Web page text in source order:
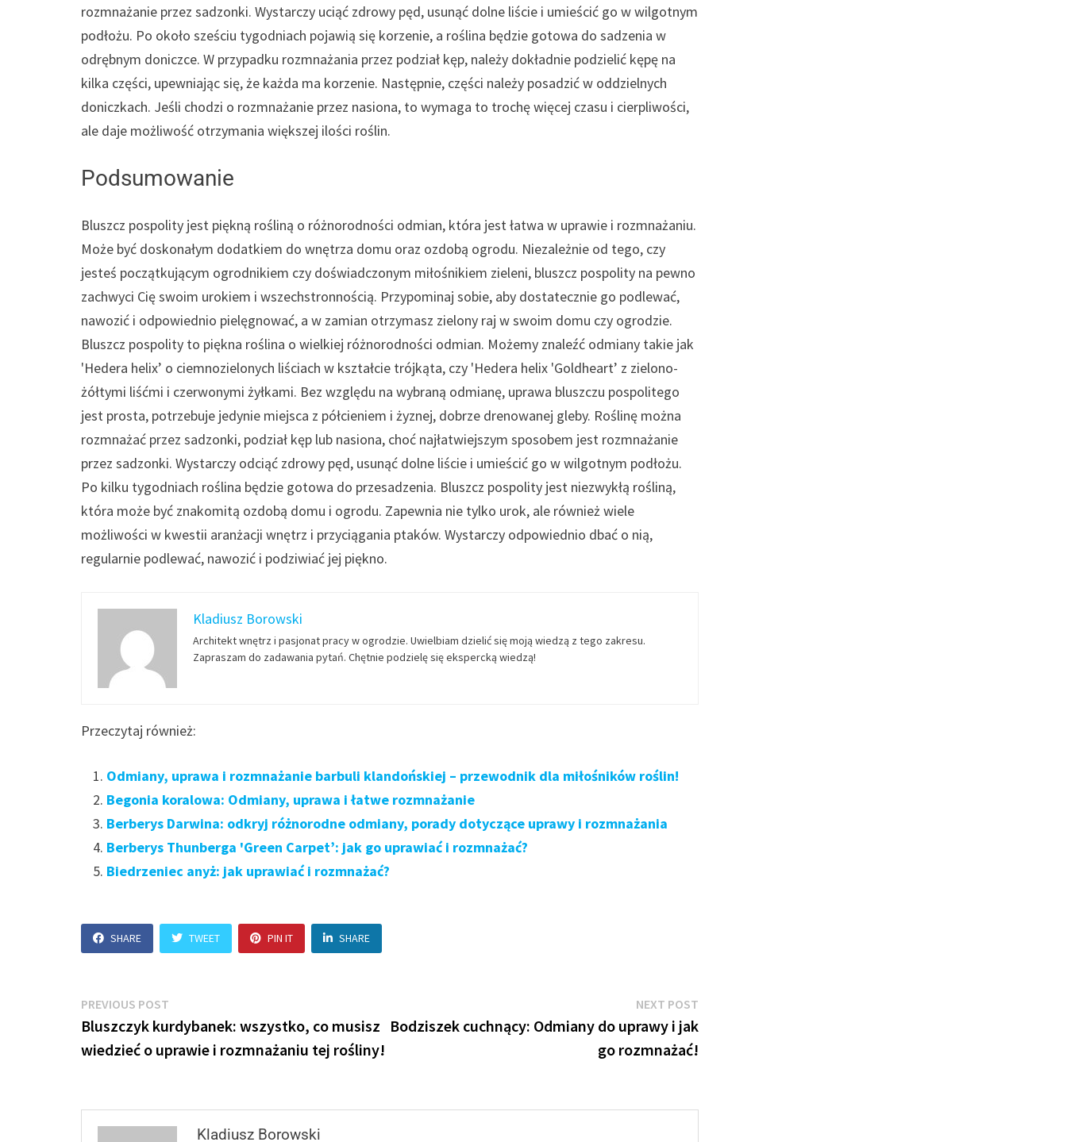
rozmnażanie przez sadzonki. Wystarczy uciąć zdrowy pęd, usunąć dolne liście i umieścić go w wilgotnym
podłożu. Po około sześciu tygodniach pojawią się korzenie, a roślina będzie gotowa do sadzenia w
odrębnym doniczce. W przypadku rozmnażania przez podział kęp, należy dokładnie podzielić kępę na
kilka części, upewniając się, że każda ma korzenie. Następnie, części należy posadzić w oddzielnych
doniczkach. Jeśli chodzi o rozmnażanie przez nasiona, to wymaga to trochę więcej czasu i cierpliwości,
ale daje możliwość otrzymania większej ilości roślin.
Podsumowanie
Bluszcz pospolity jest piękną rośliną o różnorodności odmian, która jest łatwa w uprawie i rozmnażaniu.
Może być doskonałym dodatkiem do wnętrza domu oraz ozdobą ogrodu. Niezależnie od tego, czy
jesteś początkującym ogrodnikiem czy doświadczonym miłośnikiem zieleni, bluszcz pospolity na pewno
zachwyci Cię swoim urokiem i wszechstronnością. Przypominaj sobie, aby dostatecznie go podlewać,
nawozić i odpowiednio pielęgnować, a w zamian otrzymasz zielony raj w swoim domu czy ogrodzie.
Bluszcz pospolity to piękna roślina o wielkiej różnorodności odmian. Możemy znaleźć odmiany takie jak
'Hedera helix’ o ciemnozielonych liściach w kształcie trójkąta, czy 'Hedera helix 'Goldheart’ z zielono-
żółtymi liśćmi i czerwonymi żyłkami. Bez względu na wybraną odmianę, uprawa bluszczu pospolitego
jest prosta, potrzebuje jedynie miejsca z półcieniem i żyznej, dobrze drenowanej gleby. Roślinę można
rozmnażać przez sadzonki, podział kęp lub nasiona, choć najłatwiejszym sposobem jest rozmnażanie
przez sadzonki. Wystarczy odciąć zdrowy pęd, usunąć dolne liście i umieścić go w wilgotnym podłożu.
Po kilku tygodniach roślina będzie gotowa do przesadzenia. Bluszcz pospolity jest niezwykłą rośliną,
która może być znakomitą ozdobą domu i ogrodu. Zapewnia nie tylko urok, ale również wiele
możliwości w kwestii aranżacji wnętrz i przyciągania ptaków. Wystarczy odpowiednio dbać o nią,
regularnie podlewać, nawozić i podziwiać jej piękno.
Kladiusz Borowski
Architekt wnętrz i pasjonat pracy w ogrodzie. Uwielbiam dzielić się moją wiedzą z tego zakresu.
Zapraszam do zadawania pytań. Chętnie podzielę się ekspercką wiedzą!
Przeczytaj również:
Odmiany, uprawa i rozmnażanie barbuli klandońskiej – przewodnik dla miłośników roślin!
Begonia koralowa: Odmiany, uprawa i łatwe rozmnażanie
Berberys Darwina: odkryj różnorodne odmiany, porady dotyczące uprawy i rozmnażania
Berberys Thunberga 'Green Carpet’: jak go uprawiać i rozmnażać?
Biedrzeniec anyż: jak uprawiać i rozmnażać?
SHARE TWEET PIN IT SHARE
Nawigacja
wpisu
PREVIOUS POST
post:
Bluszczyk kurdybanek: wszystko, co musisz
wiedzieć o uprawie i rozmnażaniu tej rośliny!
NEXT POST
post:
Bodziszek cuchnący: Odmiany do uprawy i jak
go rozmnażać!
Kladiusz Borowski